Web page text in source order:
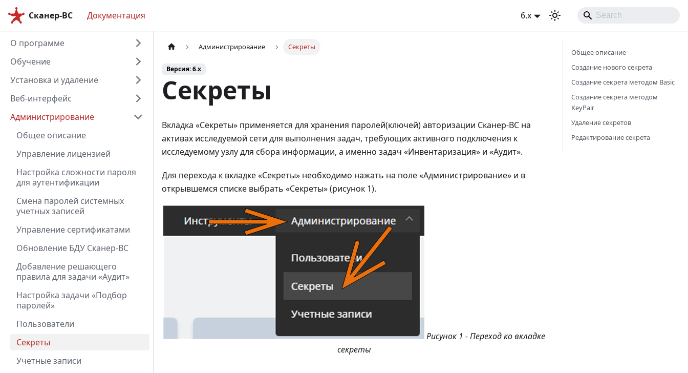
Сканер-ВС Документация 6.x
О программе
Обучение
Установка и удаление
Веб-интерфейс
Администрирование
Общее описание
Управление лицензией
Настройка сложности пароля
для аутентификации
Смена паролей системных
учетных записей
Управление сертификатами
Обновление БДУ Сканер-ВС
Добавление решающего
правила для задачи «Аудит»
Настройка задачи «Подбор
паролей»
Пользователи
Секреты
Учетные записи
Администрирование Секреты
Версия: 6.x
Секреты
Вкладка «Секреты» применяется для хранения паролей(ключей) авторизации Сканер-ВС на
активах исследуемой сети для выполнения задач, требующих активного подключения к
исследуемому узлу для сбора информации, а именно задач «Инвентаризация» и «Аудит».
Для перехода к вкладке «Секреты» необходимо нажать на поле «Администрирование» и в
открывшемся списке выбрать «Секреты» (рисунок 1).
Рисунок 1 - Переход ко вкладке
секреты
Общее описание
Создание нового секрета
Создание секрета методом Basic
Создание секрета методом
KeyPair
Удаление секретов
Редактирование секрета